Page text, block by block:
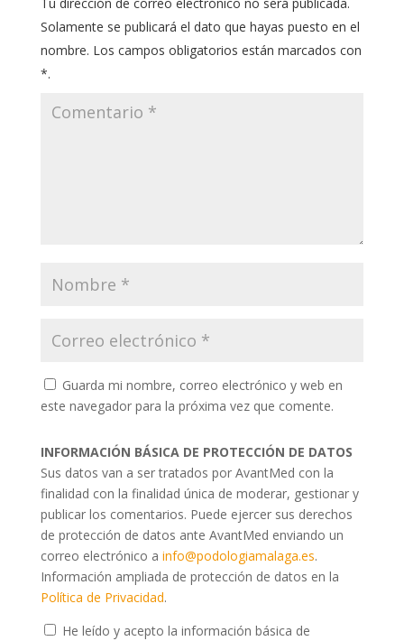
Guarda mi nombre, correo electrónico y web en
este navegador para la próxima vez que comente.
INFORMACIÓN BÁSICA DE PROTECCIÓN DE DATOS
Sus datos van a ser tratados por AvantMed con la
finalidad con la finalidad única de moderar, gestionar y
publicar los comentarios. Puede ejercer sus derechos
de protección de datos ante AvantMed enviando un
correo electrónico a info@podologiamalaga.es.
Información ampliada de protección de datos en la
Política de Privacidad.
He leído y acepto la información básica de